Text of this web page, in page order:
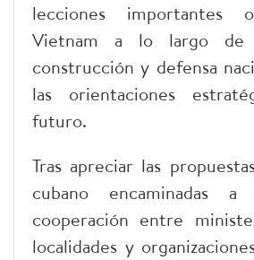
lecciones importantes
Vietnam a lo largo
construcción y defensa
las orientaciones
futuro.
Tras apreciar las
cubano encaminadas
cooperación entre
localidades y